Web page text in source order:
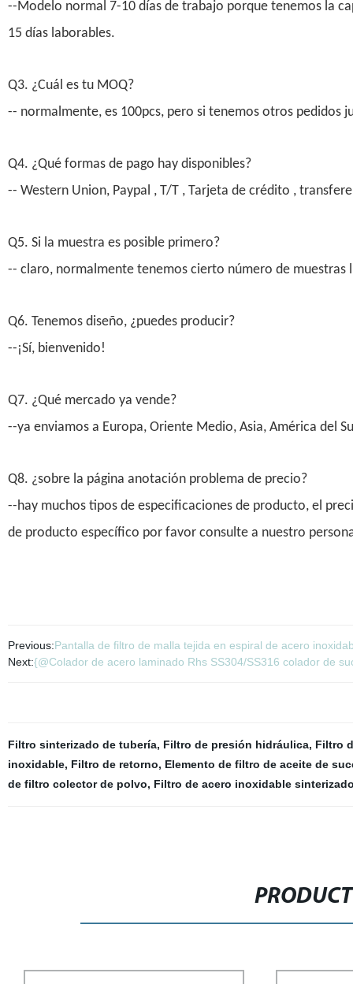
--Modelo normal 7-10 días de trabajo porque tenemos la
15 días laborables.
Q3. ¿Cuál es tu MOQ?
-- normalmente, es 100pcs, pero si tenemos otros pedidos
Q4. ¿Qué formas de pago hay disponibles?
-- Western Union, Paypal , T/T , Tarjeta de crédito ,
Q5. Si la muestra es posible primero?
-- claro, normalmente tenemos cierto número de muestras
Q6. Tenemos diseño, ¿puedes producir?
--¡Sí, bienvenido!
Q7. ¿Qué mercado ya vende?
--ya enviamos a Europa, Oriente Medio, Asia, América del
Q8. ¿sobre la página anotación problema de precio?
--hay muchos tipos de especificaciones de producto, el
de producto específico por favor consulte a nuestro
Previous:Pantalla de filtro de malla tejida en espiral de acero
Next:{@Colador de acero laminado Rhs SS304/SS316 colador de
Filtro sinterizado de tubería, Filtro de presión hidráulica, Filtro
inoxidable, Filtro de retorno, Elemento de filtro de aceite de
de filtro colector de polvo, Filtro de acero inoxidable